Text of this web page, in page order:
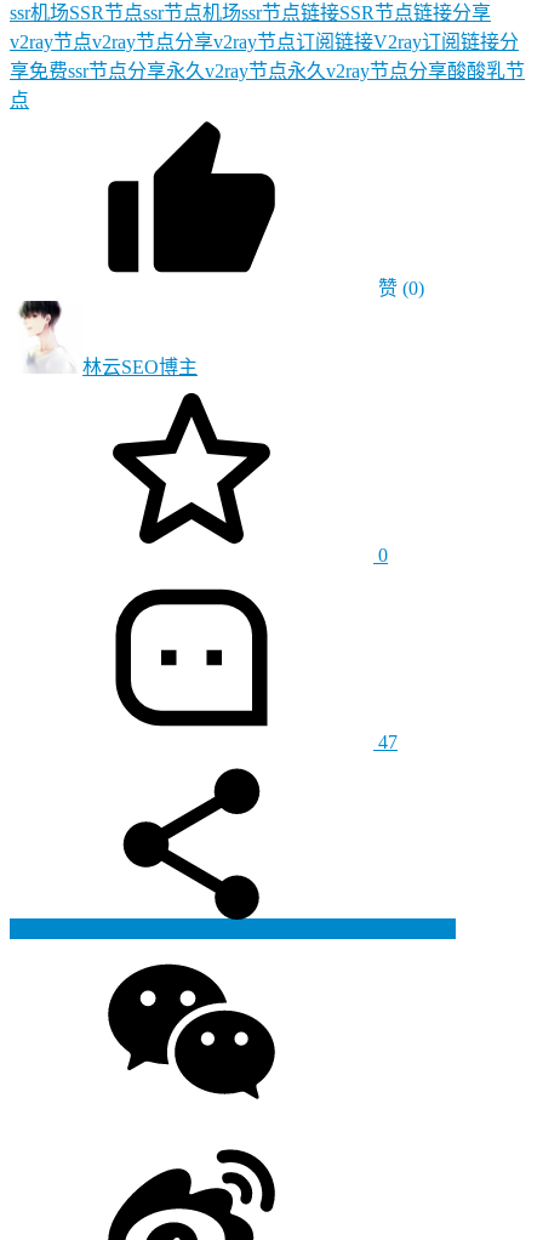
ssr机场SSR节点ssr节点机场ssr节点链接SSR节点链接分享
v2ray节点v2ray节点分享v2ray节点订阅链接V2ray订阅链接分
享免费ssr节点分享永久v2ray节点永久v2ray节点分享酸酸乳节
点
赞 (0)
林云SEO博主
0
47